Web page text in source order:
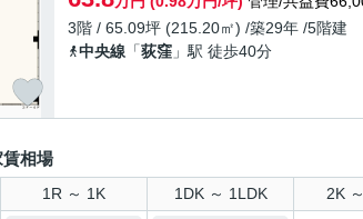
3階 / 65.09坪 (215.20㎡) /築29年 /5階建
中央線 「荻窪 」駅 徒歩40分
相場
1R ～ 1K 1DK ～ 1LDK 2K